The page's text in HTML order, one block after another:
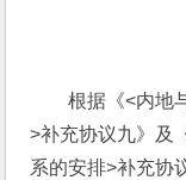
根据《<内地与
>补充协议九》及
系的安排>补充协